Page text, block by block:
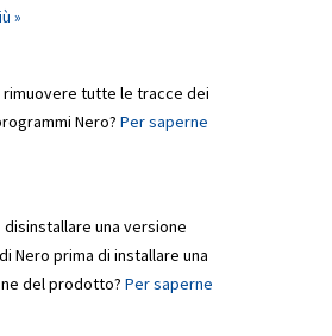
»
rimuovere tutte le tracce dei
Nero? Per saperne
disinstallare una versione
Nero prima di installare una
del prodotto? Per saperne